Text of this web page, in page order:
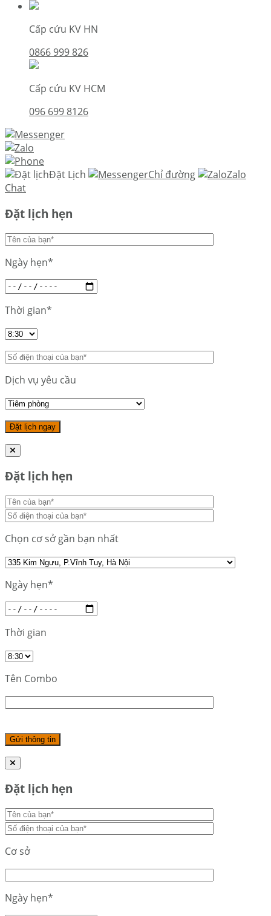
Cấp cứu KV HN
0866 999 826
Cấp cứu KV HCM
096 699 8126
Đặt Lịch Chỉ đường
Zalo
Chat
Đặt lịch hẹn
Ngày hẹn*
Thời gian*
Dịch vụ yêu cầu
Đặt lịch hẹn
Chọn cơ sở gần bạn nhất
Ngày hẹn*
Thời gian
Tên Combo
Đặt lịch hẹn
Cơ sở
Ngày hẹn*